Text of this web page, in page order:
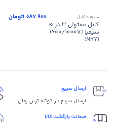
سیم و کابل
کابل مفتولی ۳ در ۱۰
سیمیا (۶۰۰/۱۰۰۰V)
(NYY)
1.087.900تومان
ارسال سریع
ارسال سریع در کوتاه ترین زمان
ضمانت بازگشت کالا